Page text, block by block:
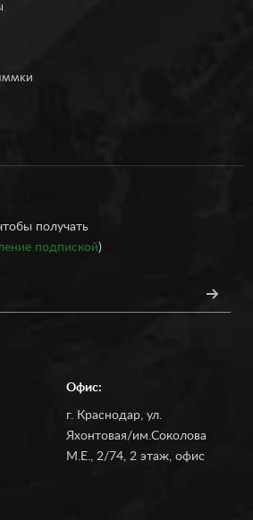
получать
подпиской)
Офис:
г. Краснодар, ул.
Яхонтовая/им.Соколова
М.Е., 2/74, 2 этаж, офис